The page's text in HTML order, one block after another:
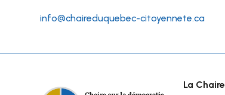
info@chaireduquebec-citoyennete.ca
La Chaire